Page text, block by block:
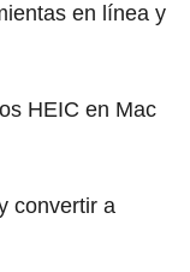
en línea y
HEIC en Mac
convertir a